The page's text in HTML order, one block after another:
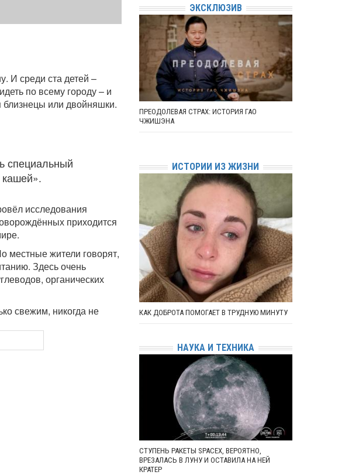
И среди ста детей –
по всему городу – и
близнецы или двойняшки.
специальный
исследования
приходится
местные жители говорят,
Здесь очень
органических
свежим, никогда не
ЭКСКЛЮЗИВ
ПРЕОДОЛЕВАЯ СТРАХ: ИСТОРИЯ ГАО
ЧЖИШЭНА
ИСТОРИИ ИЗ ЖИЗНИ
КАК ДОБРОТА ПОМОГАЕТ В ТРУДНУЮ МИНУТУ
НАУКА И ТЕХНИКА
СТУПЕНЬ РАКЕТЫ SPACEX, ВЕРОЯТНО,
ВРЕЗАЛАСЬ В ЛУНУ И ОСТАВИЛА НА НЕЙ
КРАТЕР